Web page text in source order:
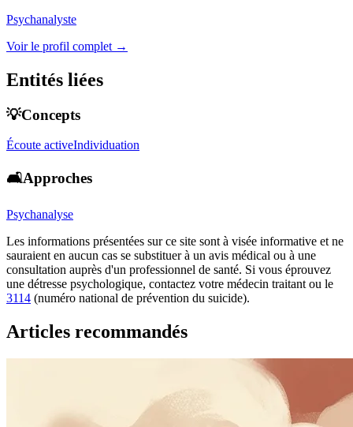
Psychanalyste
Voir le profil complet →
Entités liées
💡Concepts
Écoute activeIndividuation
🛋️Approches
Psychanalyse
Les informations présentées sur ce site sont à visée informative et ne
sauraient en aucun cas se substituer à un avis médical ou à une
consultation auprès d'un professionnel de santé. Si vous éprouvez
une détresse psychologique, contactez votre médecin traitant ou le
3114 (numéro national de prévention du suicide).
Articles recommandés